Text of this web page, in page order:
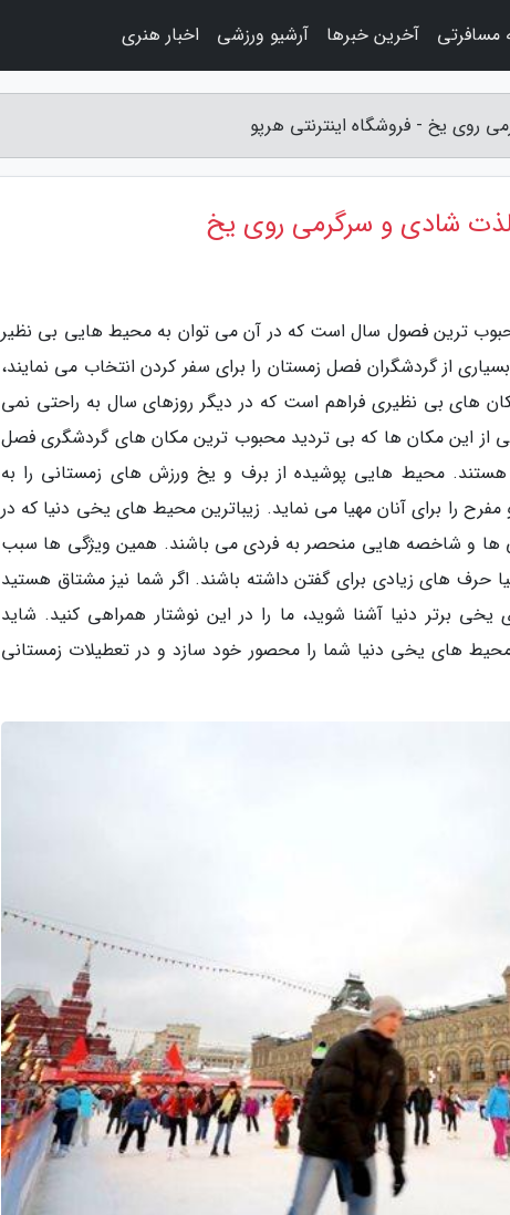
یخ - فروشگاه اینترنتی هرپو
شادی و سرگرمی روی یخ
محبوب ترین فصول سال است که در آن می توان به محیط هایی بی نظیر
از گردشگران فصل زمستان را برای سفر کردن انتخاب می نمایند،
های بی نظیری فراهم است که در دیگر روزهای سال به راحتی نمی
از این مکان ها که بی تردید محبوب ترین مکان های گردشگری فصل
هستند. محیط هایی پوشیده از برف و یخ ورزش های زمستانی را به
را برای آنان مهیا می نماید. زیباترین محیط های یخی دنیا که در
ها و شاخصه هایی منحصر به فردی می باشند. همین ویژگی ها سبب
های زیادی برای گفتن داشته باشند. اگر شما نیز مشتاق هستید
یخی برتر دنیا آشنا شوید، ما را در این نوشتار همراهی کنید. شاید
های یخی دنیا شما را محصور خود سازد و در تعطیلات زمستانی
مسافرتی آخرین خبرها آرشیو ورزشی اخبار هنری